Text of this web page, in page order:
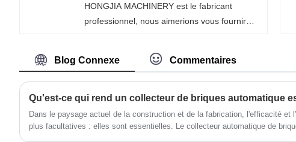
HONGJIA MACHINERY est le fabricant
professionnel, nous aimerions vous fournir
automatique (version améliorée
personnalisée) et nous vous offrirons le
meilleur service après-vente et une livraison
rapide.
Blog Connexe Commentaires
​Dans le paysage actuel de la construction et de la fabrication, l'efficacité et
plus facultatives : elles sont essentielles. Le collecteur automatique de